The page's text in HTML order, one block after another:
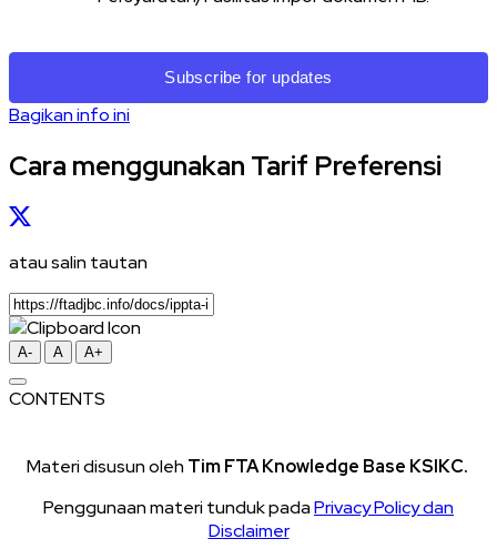
Subscribe for updates
Bagikan info ini
Cara menggunakan Tarif Preferensi
atau salin tautan
A- A A+
CONTENTS
Materi disusun oleh Tim FTA Knowledge Base KSIKC.
Penggunaan materi tunduk padaPrivacy Policy dan
Disclaimer